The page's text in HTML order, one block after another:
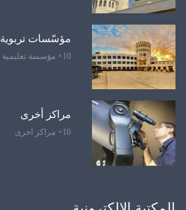
مؤسّسات تربوية
10+ مؤسسة تعليمية
مراكز أخرى
10+ مراكز اخرى